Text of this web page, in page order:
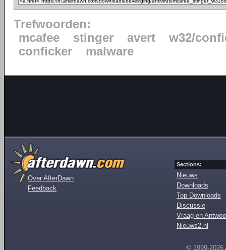
Trefwoorden:
mcafee
stinger avert
w32/
conficker
malware
Over AfterDawn
Feedback
Sections:
Nieuws
Downloads
Top Downloads
Discussie
Vraag en
Nieuws2.nl
© 1999-2026